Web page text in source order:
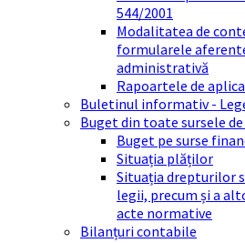
544/2001
Modalitatea de
formularele
administrativă
Rapoartele de
Buletinul informativ -
Buget din toate sursele
Buget pe surse
Situația plăților
Situația drepturilor
legii, precum și a
acte normative
Bilanțuri contabile